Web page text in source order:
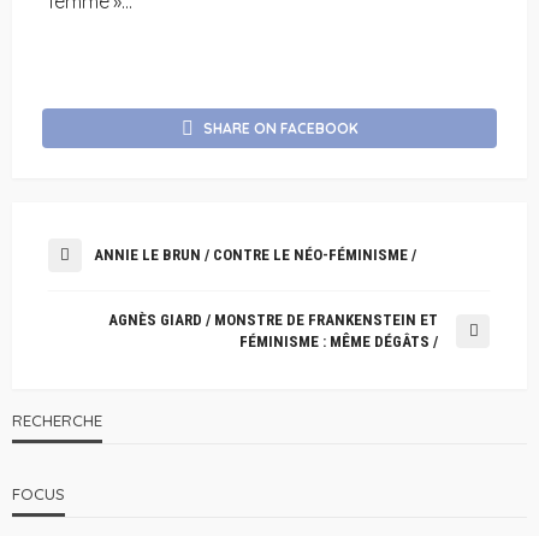
SHARE ON FACEBOOK
ANNIE LE BRUN / CONTRE LE NÉO-FÉMINISME /
AGNÈS GIARD / MONSTRE DE FRANKENSTEIN ET
FÉMINISME : MÊME DÉGÂTS /
RECHERCHE
FOCUS